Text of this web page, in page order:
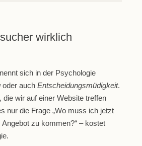
wirklich
sich in der Psychologie
oder auch Entscheidungsmüdigkeit.
die wir auf einer Website treffen
nur die Frage „Wo muss ich jetzt
zu kommen?“ – kostet